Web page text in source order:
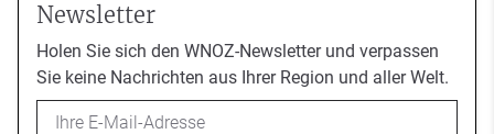
Newsletter
Holen Sie sich den WNOZ-Newsletter und verpassen
Sie keine Nachrichten aus Ihrer Region und aller Welt.
Email